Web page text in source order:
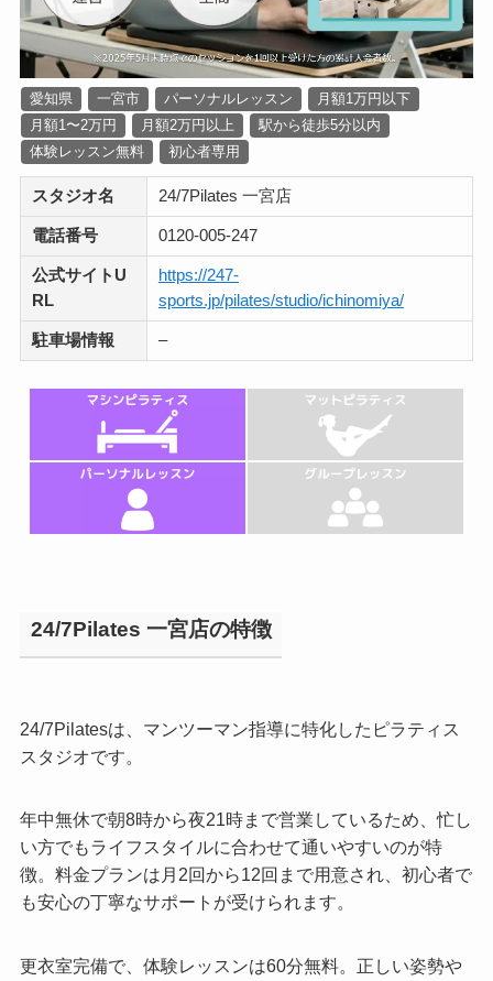
愛知県 一宮市 パーソナルレッスン
月額1万円以下
月額1〜2万円
月額2万円以上
駅から徒歩5分以内
体験レッスン無料
初心者専用
スタジオ名 24/7Pilates 一宮店
電話番号 0120‐005‐247
公式サイトU
RL
https://247-
sports.jp/pilates/studio/ichinomiya/
駐車場情報 –
24/7Pilates 一宮店の特徴
24/7Pilatesは、マンツーマン指導に特化したピラティス
スタジオです。
年中無休で朝8時から夜21時まで営業しているため、忙し
い方でもライフスタイルに合わせて通いやすいのが特
徴。料金プランは月2回から12回まで用意され、初心者で
も安心の丁寧なサポートが受けられます。
更衣室完備で、体験レッスンは60分無料。正しい姿勢や